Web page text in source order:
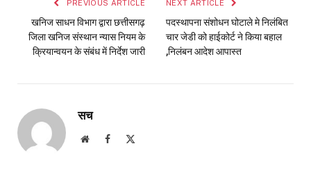
PREVIOUS ARTICLE
खनिज साधन विभाग द्वारा छत्तीसगढ़
जिला खनिज संस्थान न्यास नियम के
क्रियान्वयन के संबंध में निर्देश जारी
NEXT ARTICLE
पदस्थापना संशोधन घोटाले मे निलंबित
चार जेडी को हाईकोर्ट ने किया बहाल
,निलंबन आदेश आपास्त
सच
WebsiteFacebook